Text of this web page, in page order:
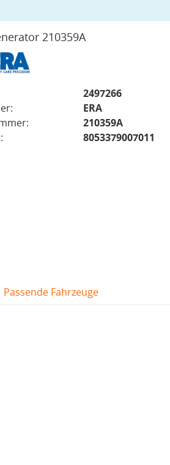
210359A
2497266
ERA
210359A
8053379007011
Passende Fahrzeuge